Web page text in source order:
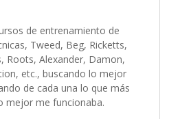
de entrenamiento de
Tweed, Beg, Ricketts,
Roots, Alexander, Damon,
etc., buscando lo mejor
de cada una lo que más
mejor me funcionaba.